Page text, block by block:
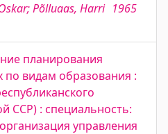
Põlluaas, Harri 1965
планирования
по видам образования :
ССР) : специальность:
управления